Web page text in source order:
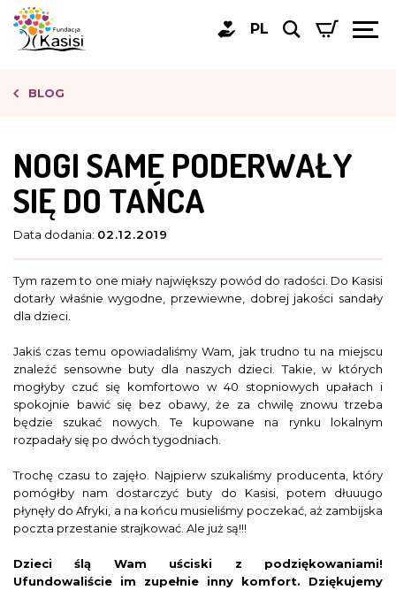
PL
BLOG
NOGI SAME PODERWAŁY
SIĘ DO TAŃCA
Data dodania: 02.12.2019
Tym razem to one miały największy powód do radości. Do Kasisi
dotarły właśnie wygodne, przewiewne, dobrej jakości sandały
dla dzieci.
Jakiś czas temu opowiadaliśmy Wam, jak trudno tu na miejscu
znaleźć sensowne buty dla naszych dzieci. Takie, w których
mogłyby czuć się komfortowo w 40 stopniowych upałach i
spokojnie bawić się bez obawy, że za chwilę znowu trzeba
będzie szukać nowych. Te kupowane na rynku lokalnym
rozpadały się po dwóch tygodniach.
Trochę czasu to zajęło. Najpierw szukaliśmy producenta, który
pomógłby nam dostarczyć buty do Kasisi, potem dłuuugo
płynęły do Afryki, a na końcu musieliśmy poczekać, aż zambijska
poczta przestanie strajkować. Ale już są!!!
Dzieci ślą Wam uściski z podziękowaniami!
Ufundowaliście im zupełnie inny komfort. Dziękujemy